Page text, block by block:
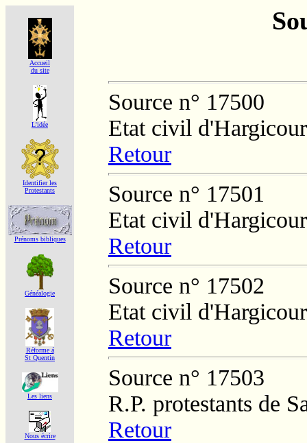
Accueil
du site
L'idée
Identifier les
Protestants
Prénoms bibliques
Généalogie
Réforme á
St Quentin
Les liens
Nous écrire
Source n° 17500
Etat civil
Retour
Source n° 17501
Etat civil
Retour
Source n° 17502
Etat civil
Retour
Source n° 17503
R.P. protestants de
Retour